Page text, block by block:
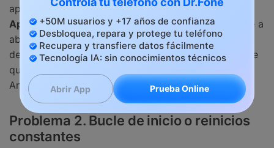
aplicación. Si el problema continúa, ve aAjustes >
Aplicaciones, selecciona la app, borra caché y vuelve a
abrirla. Si sigue fallando, desinstálala y reinstálala
desde una fuente oficial. En apps muy antiguas, puede
que el desarrollador ya no ofrezca soporte para
Android 9.
Problema 2. Bucle de inicio o reinicios
constantes
+50M usuarios y +17 años de confianza
Desbloquea, repara y protege tu teléfono
Recupera y transfiere datos fácilmente
Tecnología IA: sin conocimientos técnicos
Abrir App Prueba Online